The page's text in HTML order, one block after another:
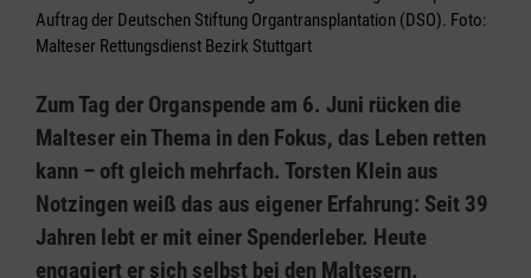
Auftrag der Deutschen Stiftung Organtransplantation (DSO). Foto:
Malteser Rettungsdienst Bezirk Stuttgart
Zum Tag der Organspende am 6. Juni rücken die
Malteser ein Thema in den Fokus, das Leben retten
kann – oft gleich mehrfach. Torsten Klein aus
Notzingen weiß das aus eigener Erfahrung: Seit 39
Jahren lebt er mit einer Spenderleber. Heute
engagiert er sich selbst bei den Maltesern.